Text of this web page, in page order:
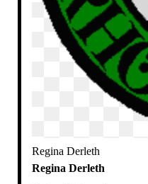
Regina Derleth
Regina Derleth